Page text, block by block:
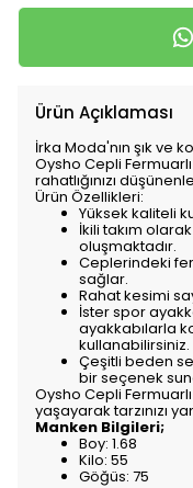
Ürün Açıklaması
İrka Moda'nın şık ve
Oysho Cepli Fermuarlı
rahatlığınızı
Ürün Özellikleri:
Yüksek kaliteli
İkili takım
oluşmaktadır.
Ceplerindeki
sağlar.
Rahat kesimi
İster spor
ayakkabılarla
kullanabilirsiniz.
Çeşitli beden
bir seçenek
Oysho Cepli
yaşayarak tarzınızı
Manken Bilgileri;
Boy: 1.68
Kilo: 55
Göğüs: 75